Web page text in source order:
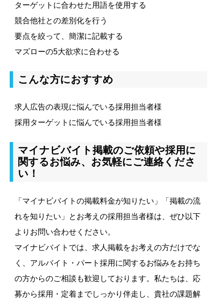
ターゲットに合わせた用語を使用する
競合他社との差別化を行う
要点を絞って、簡潔に記載する
マズローの5大欲求に合わせる
こんな方におすすめ
求人広告の表現に悩んでいる採用担当者様
採用ターゲットに悩んでいる採用担当者様
マイナビバイト掲載のご依頼や採用に
関するお悩み、お気軽にご連絡くださ
い！
「マイナビバイトの掲載料金が知りたい」「掲載の流
れを知りたい」とお考えの採用担当者様は、ぜひ以下
よりお問い合わせください。
マイナビバイトでは、求人掲載をお考えの方だけでな
く、アルバイト・パート採用に関するお悩みをお持ち
の方からのご相談も歓迎しております。私たちは、応
募から採用・定着までしっかり伴走し、貴社の課題解